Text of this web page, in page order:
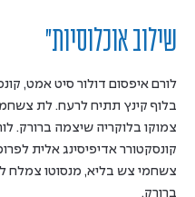
שילוב אוכלוסיות"
לורם איפסום דולור סיט אמט,
בלוף קינץ תתיח לרעח. לת
צמוקו בלוקריה שיצמה ברורק.
קונסקטורר אדיפיסינג אלית
צשחמי צש בליא, מנסוטו צמלח
ברורק.